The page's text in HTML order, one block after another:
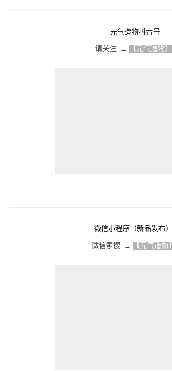
元气造物抖音号
请关注  → 【元气造物】
微信小程序（新品发布）
微信索搜  → 【元气造物】